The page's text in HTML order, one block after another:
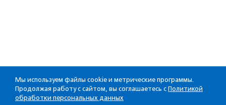
Мы используем файлы cookie и метрические программы.
Продолжая работу с сайтом, вы соглашаетесь с Политикой
обработки персональных данных